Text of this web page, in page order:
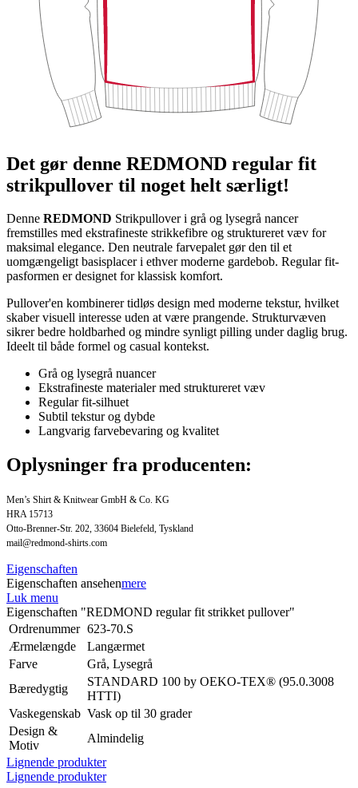
Det gør denne REDMOND regular fit
strikpullover til noget helt særligt!
Denne REDMOND Strikpullover i grå og lysegrå nancer
fremstilles med ekstrafineste strikkefibre og struktureret væv for
maksimal elegance. Den neutrale farvepalet gør den til et
uomgængeligt basisplacer i ethver moderne gardebob. Regular fit-
pasformen er designet for klassisk komfort.
Pullover'en kombinerer tidløs design med moderne tekstur, hvilket
skaber visuell interesse uden at være prangende. Strukturvæven
sikrer bedre holdbarhed og mindre synligt pilling under daglig brug.
Ideelt til både formel og casual kontekst.
Grå og lysegrå nuancer
Ekstrafineste materialer med struktureret væv
Regular fit-silhuet
Subtil tekstur og dybde
Langvarig farvebevaring og kvalitet
Oplysninger fra producenten:
Men’s Shirt & Knitwear GmbH & Co. KG
HRA 15713
Otto-Brenner-Str. 202, 33604 Bielefeld, Tyskland
mail@redmond-shirts.com
Eigenschaften
Eigenschaften ansehenmere
Luk menu
Eigenschaften "REDMOND regular fit strikket pullover"
Ordrenummer 623-70.S
Ærmelængde
Langærmet
Farve
Grå, Lysegrå
Bæredygtig
STANDARD 100 by OEKO-TEX® (95.0.3008
HTTI)
Vaskegenskab Vask op til 30 grader
Design &
Motiv
Almindelig
Lignende produkter
Lignende produkter